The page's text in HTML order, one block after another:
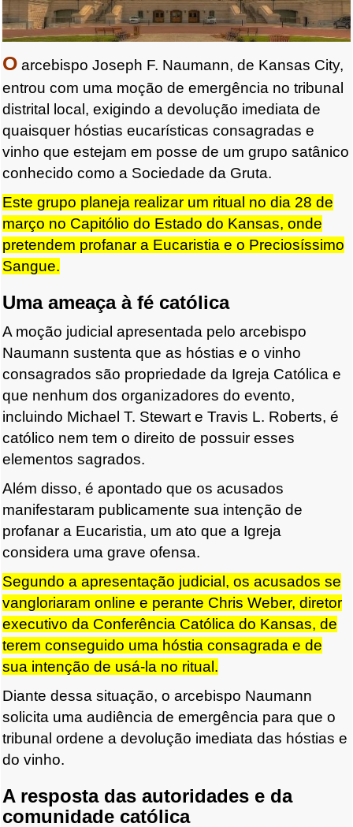
O arcebispo Joseph F. Naumann, de Kansas City,
entrou com uma moção de emergência no tribunal
distrital local, exigindo a devolução imediata de
quaisquer hóstias eucarísticas consagradas e
vinho que estejam em posse de um grupo satânico
conhecido como a Sociedade da Gruta.
Este grupo planeja realizar um ritual no dia 28 de
março no Capitólio do Estado do Kansas, onde
pretendem profanar a Eucaristia e o Preciosíssimo
Sangue.
Uma ameaça à fé católica
A moção judicial apresentada pelo arcebispo
Naumann sustenta que as hóstias e o vinho
consagrados são propriedade da Igreja Católica e
que nenhum dos organizadores do evento,
incluindo Michael T. Stewart e Travis L. Roberts, é
católico nem tem o direito de possuir esses
elementos sagrados.
Além disso, é apontado que os acusados
manifestaram publicamente sua intenção de
profanar a Eucaristia, um ato que a Igreja
considera uma grave ofensa.
Segundo a apresentação judicial, os acusados se
vangloriaram online e perante Chris Weber, diretor
executivo da Conferência Católica do Kansas, de
terem conseguido uma hóstia consagrada e de
sua intenção de usá-la no ritual.
Diante dessa situação, o arcebispo Naumann
solicita uma audiência de emergência para que o
tribunal ordene a devolução imediata das hóstias e
do vinho.
A resposta das autoridades e da
comunidade católica